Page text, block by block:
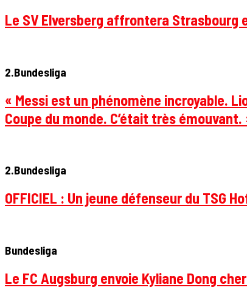
Le SV Elversberg affrontera Strasbourg
2.Bundesliga
« Messi est un phénomène incroyable.
Coupe du monde. C’était très
2.Bundesliga
OFFICIEL : Un jeune défenseur du TSG
Bundesliga
Le FC Augsburg envoie Kyliane Dong